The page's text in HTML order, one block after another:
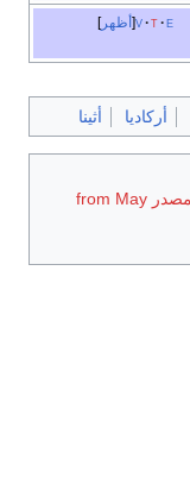
أظهر v t e
أركاديا أثينا
مقالات بالمعرفة بحاجة لذكر رقم الصفحة بالمصدر from May